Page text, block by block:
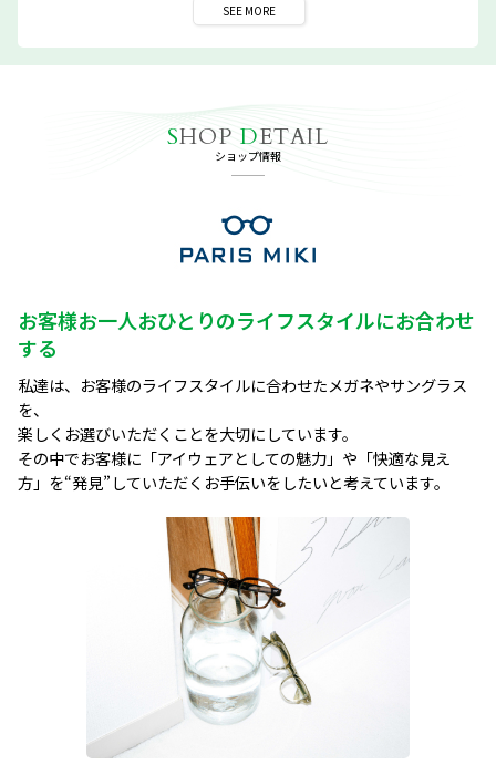
SEE MORE
SHOP DETAIL
ショップ情報
お客様お一人おひとりのライフスタイルにお合わせ
する
私達は、お客様のライフスタイルに合わせたメガネやサングラス
を、
楽しくお選びいただくことを大切にしています。
その中でお客様に「アイウェアとしての魅力」や「快適な見え
方」を“発見”していただくお手伝いをしたいと考えています。